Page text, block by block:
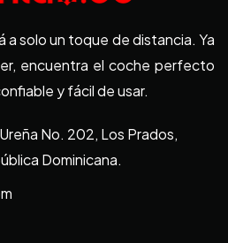
a solo un toque de distancia. Ya
encuentra el coche perfecto
y fácil de usar.
No. 202, Los Prados,
Dominicana.